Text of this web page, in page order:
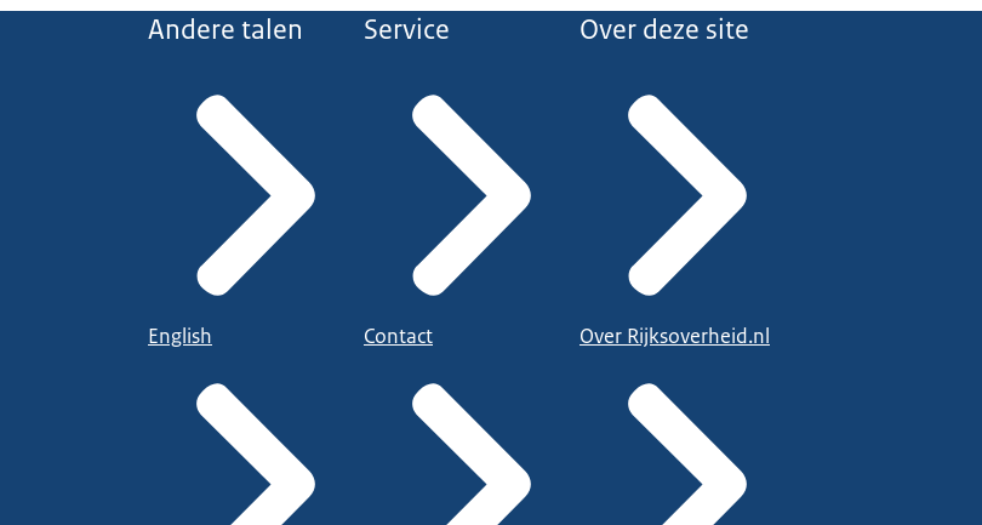
Andere talen
English
Service
Contact
Over deze site
Over Rijksoverheid.nl